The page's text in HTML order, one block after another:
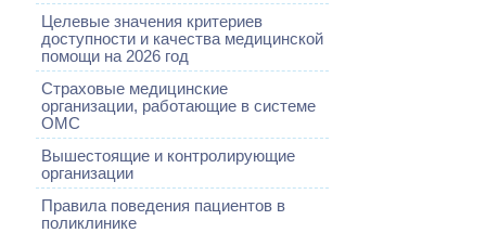
Целевые значения критериев
доступности и качества медицинской
помощи на 2026 год
Страховые медицинские
организации, работающие в системе
ОМС
Вышестоящие и контролирующие
организации
Правила поведения пациентов в
поликлинике